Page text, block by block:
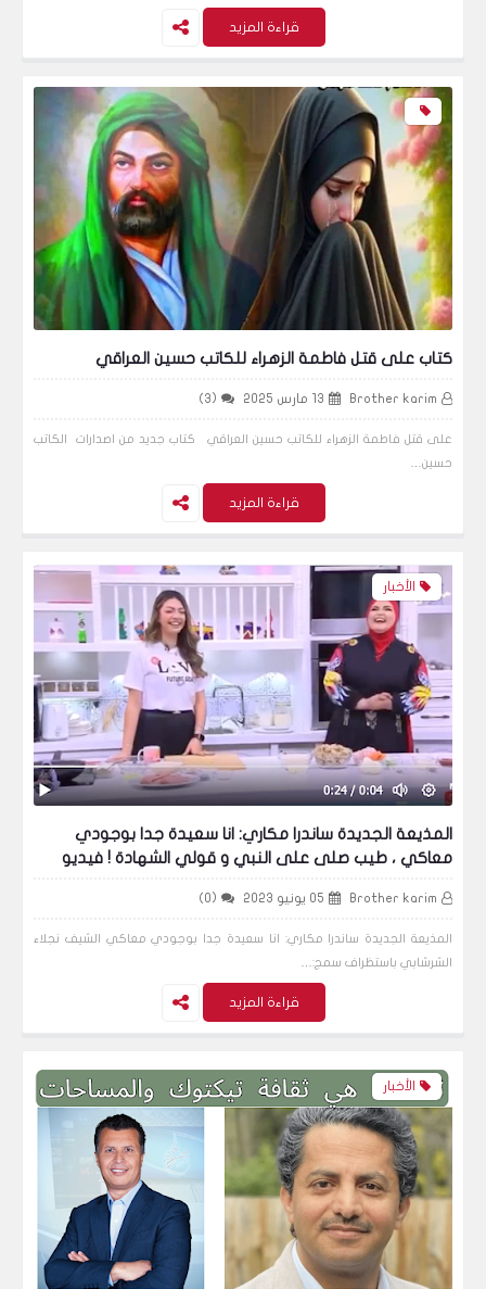
"العمال الكردستاني" يكشف حقيقة ضلوعه
بهجوم إسطنبول
الأخبار
فيديو - الـ إلحاد يجتاح مصر و قلق مؤسسة الازهر
يظهر لل اعلام
الأخبار
الحادثة لاقت سخط كبير في الأوساط الشعبية
الأخبار
كتب مفيدة و تحميلها مجاني
الأخبار
محكمة ليبية تقضي بإعدام شاب بتهمة "اعتناق
كيف تفاعل مغردون ومدونون عرب مع وفاة
الملكة إليزابيث الثانية
قراءة المزيد
كتاب على قتل فاطمة الزهراء للكاتب حسين العراقي
Brother karim 13 مارس 2025 (3)
على قتل فاطمة الزهراء للكاتب حسين العراقي كتاب جديد من اصدارات الكاتب
حسين…
قراءة المزيد
الأخبار
المذيعة الجديدة ساندرا مكاري: انا سعيدة جدا بوجودي
معاكي ، طيب صلى على النبي و قولي الشهادة ! فيديو
Brother karim 05 يونيو 2023 (0)
المذيعة الجديدة ساندرا مكاري: انا سعيدة جدا بوجودي معاكي الشيف نجلاء
الشرشابي باستظراف سمج:…
قراءة المزيد
الأخبار